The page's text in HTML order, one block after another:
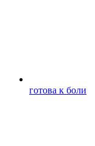
готова к боли